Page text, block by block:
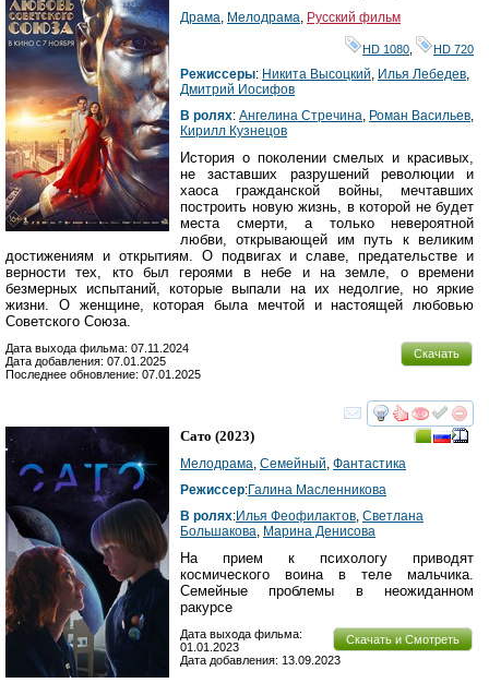
Драма, Мелодрама, Русский фильм
HD 1080 HD 720
Режиссеры: Никита Высоцкий, Илья Лебедев,
Дмитрий Иосифов
В ролях: Ангелина Стречина, Роман Васильев,
Кирилл Кузнецов
История о поколении смелых и красивых,
не заставших разрушений революции и
хаоса гражданской войны, мечтавших
построить новую жизнь, в которой не будет
места смерти, а только невероятной
любви, открывающей им путь к великим
достижениям и открытиям. О подвигах и славе, предательстве и
верности тех, кто был героями в небе и на земле, о времени
безмерных испытаний, которые выпали на их недолгие, но яркие
жизни. О женщине, которая была мечтой и настоящей любовью
Советского Союза.
Скачать
Дата выхода фильма: 07.11.2024
Дата добавления: 07.01.2025
Последнее обновление: 07.01.2025
смотреть
Сато (2023)
Мелодрама, Семейный, Фантастика
Режиссер:Галина Масленникова
В ролях:Илья Феофилактов, Светлана
Большакова, Марина Денисова
На прием к психологу приводят
космического воина в теле мальчика.
Семейные проблемы в неожиданном
ракурсе
Скачать и Смотреть
Дата выхода фильма:
01.01.2023
Дата добавления: 13.09.2023